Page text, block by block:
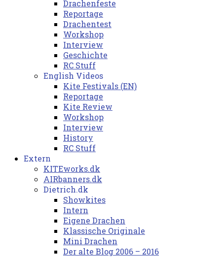
Drachenfeste
Reportage
Drachentest
Workshop
Interview
Geschichte
RC Stuff
English Videos
Kite Festivals (EN)
Reportage
Kite Review
Workshop
Interview
History
RC Stuff
Extern
KITEworks.dk
AIRbanners.dk
Dietrich.dk
Showkites
Intern
Eigene Drachen
Klassische Originale
Mini Drachen
Der alte Blog 2006 – 2016